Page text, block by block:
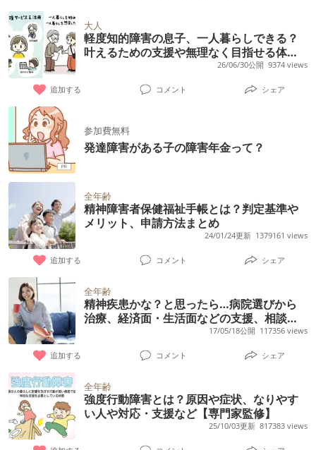
大人
軽度知的障害の息子、一人暮らしできる？
叶えるための支援や無理なく目指せる体験
【「親なきあと」相談室主宰に聞く】
26/06/30公開 9374 views
追加する コメント シェア
参加費無料
発達障害がある子の障害年金って？
全年齢
精神障害者保健福祉手帳とは？判定基準や
メリット、申請方法まとめ
24/01/24更新 1379161 views
追加する コメント シェア
全年齢
精神疾患かな？と思ったら…病院選びから
治療、経済面・生活面などの支援、相談
先、対応の仕方まで【精神科医監修】
17/05/18公開 117356 views
追加する コメント シェア
全年齢
強度行動障害とは？原因や症状、なりやす
い人や対応・支援など【専門家監修】
25/10/03更新 817383 views